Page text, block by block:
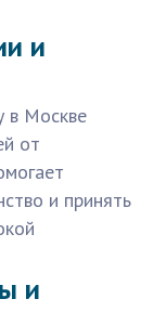
и
в Москве
от
и принять
и